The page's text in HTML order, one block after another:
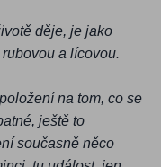
děje, je jako
a lícovou.
na tom, co se
ještě to
současně něco